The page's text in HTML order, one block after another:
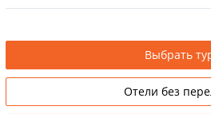
Выбрать
Отели без